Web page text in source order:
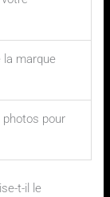
la marque
pour
t-il le